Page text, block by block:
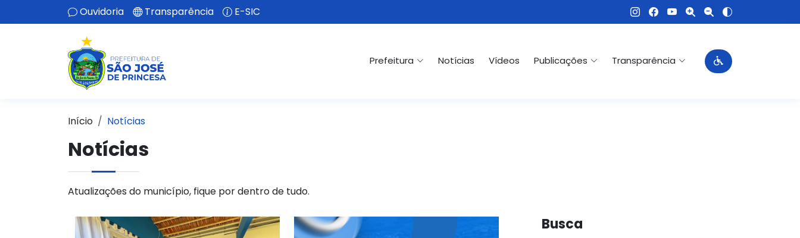
Ouvidoria Transparência E-SIC
Prefeitura Notícias Vídeos Publicações Transparência
Início Notícias
Notícias
Atualizações do município, fique por dentro de tudo.
Busca